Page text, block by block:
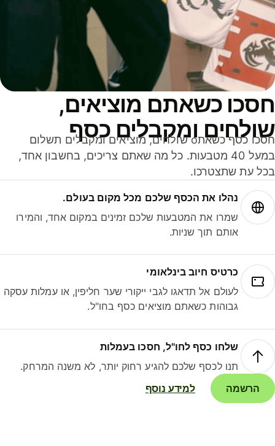
כשאתם מוציאים,
ומקבלים כסף
חסכו כסף כשאתo שולחים, מוציאים ומקבלים תשלום
במעל 40 מטבעות. כל מה שאתם צריכים, בחשבון אחד,
עת שתצטרכו.
נהלו את הכסף שלכם מכל מקום בעולם.
שמרו את המטבעות שלכם זמינים במקום אחד, והמירו
אותם תוך שניות.
כרטיס חיוב בינלאומי
לעולם אל תדאגו לגבי ייקורי שער חליפין, או עמלות עסקה
גבוהות כשאתם מוציאים כסף בחו"ל.
שלחו כסף לחו"ל, חסכו בעמלות
תנו לכסף שלכם להגיע רחוק יותר, לא משנה המרחק.
הרשמה
למידע נוסף